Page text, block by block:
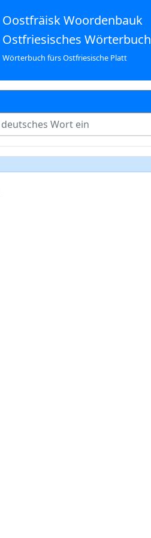
Oostfräisk Woordenbauk
Ostfriesisches Wörterbuch
Wörterbuch fürs Ostfriesische Platt